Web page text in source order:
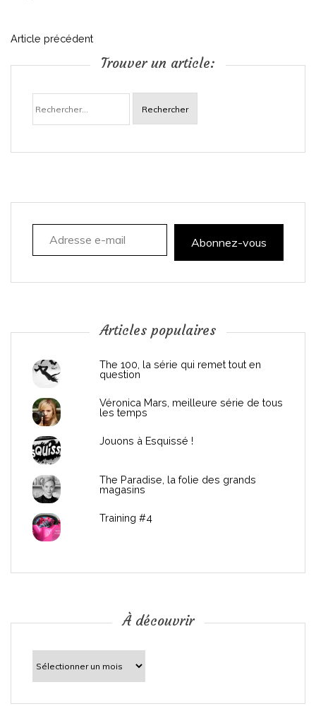
N
i
a
n
c
Article précédent
Trouver un article:
Rechercher :
Adresse e-mail
Abonnez-vous
Articles populaires
The 100, la série qui remet tout en
question
Véronica Mars, meilleure série de tous
les temps
Jouons à Esquissé !
The Paradise, la folie des grands
magasins
Training #4
À découvrir
découvrir